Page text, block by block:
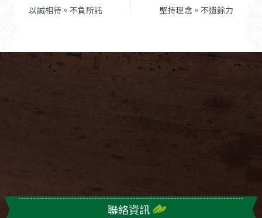
以誠相待。不負所託 堅持理念。不遺餘力
聯絡資訊